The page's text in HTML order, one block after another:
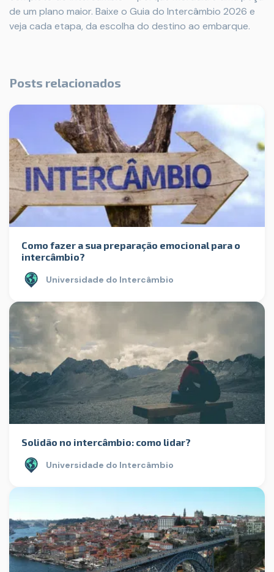
de um plano maior. Baixe o Guia do Intercâmbio 2026 e
veja cada etapa, da escolha do destino ao embarque.
Posts relacionados
Como fazer a sua preparação emocional para o
intercâmbio?
Universidade do Intercâmbio
Solidão no intercâmbio: como lidar?
Universidade do Intercâmbio